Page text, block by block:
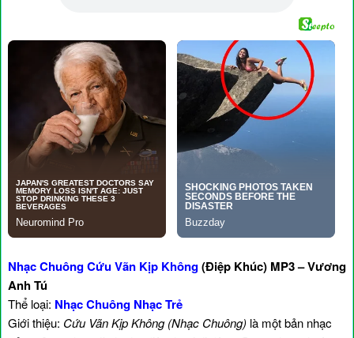
Nhạc Chuông Cứu Vãn Kịp Không(Điệp Khúc) MP3 – Vương
Anh Tú
Thể loại: Nhạc Chuông Nhạc Trẻ
Giới thiệu: Cứu Vãn Kịp Không (Nhạc Chuông) là một bản nhạc